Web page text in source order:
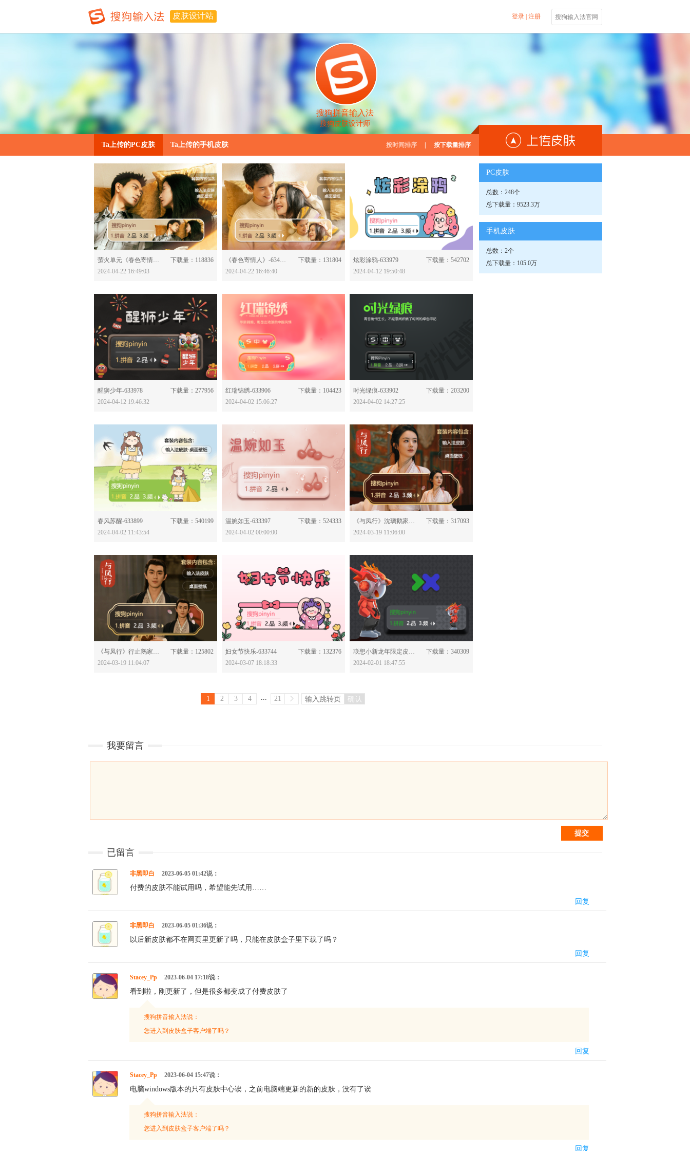
皮肤设计站 登录| 注册 搜狗输入法官网
搜狗拼音输入法
搜狗皮肤设计师
Ta上传的PC皮肤 Ta上传的手机皮肤 按时间排序 按下载量排序
分享：
萤火单元《春色寄情人》-634062
下载量：118836
2024-04-22 16:49:03
分享：
《春色寄情人》-634061
下载量：131804
2024-04-22 16:46:40
分享：
炫彩涂鸦-633979
下载量：542702
2024-04-12 19:50:48
分享：
醒狮少年-633978
下载量：277956
2024-04-12 19:46:32
分享：
红瑞锦绣-633906
下载量：104423
2024-04-02 15:06:27
分享：
时光绿痕-633902
下载量：203200
2024-04-02 14:27:25
分享：
春风苏醒-633899
下载量：540199
2024-04-02 11:43:54
分享：
温婉如玉-633397
下载量：524333
2024-04-02 00:00:00
分享：
《与凤行》沈璃鹅家皮肤-633830
下载量：317093
2024-03-19 11:06:00
分享：
《与凤行》行止鹅家皮肤-633829
下载量：125802
2024-03-19 11:04:07
分享：
妇女节快乐-633744
下载量：132376
2024-03-07 18:18:33
分享：
联想小新龙年限定皮肤-633464
下载量：340309
2024-02-01 18:47:55
1 2 3 4 ... 21 确认
PC皮肤
总数：248个
总下载量：9523.3万
手机皮肤
总数：2个
总下载量：105.0万
我要留言
提交
已留言
非黑即白 2023-06-05 01:42说：
付费的皮肤不能试用吗，希望能先试用……
回复
非黑即白 2023-06-05 01:36说：
以后新皮肤都不在网页里更新了吗，只能在皮肤盒子里下载了吗？
回复
Stacey_Pp 2023-06-04 17:18说：
看到啦，刚更新了，但是很多都变成了付费皮肤了
搜狗拼音输入法说：
您进入到皮肤盒子客户端了吗？
回复
Stacey_Pp 2023-06-04 15:47说：
电脑windows版本的只有皮肤中心诶，之前电脑端更新的新的皮肤，没有了诶
搜狗拼音输入法说：
您进入到皮肤盒子客户端了吗？
回复